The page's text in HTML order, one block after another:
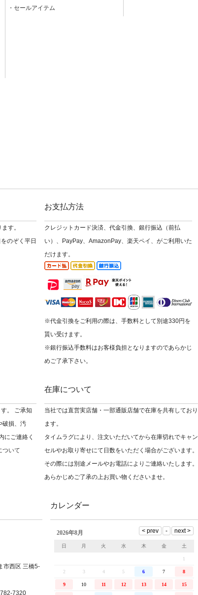
・セールアイテム
す。
のぞく平日
お支払方法
クレジットカード決済、代金引換、銀行振込（前払
い）、PayPay、AmazonPay、楽天ペイ、がご利用いた
だけます。
※代金引換をご利用の際は、手数料として別途330円を
貰い受けます。
※銀行振込手数料はお客様負担となりますのであらかじ
めご了承下さい。
。 ご承知
破損、汚
にご連絡く
ついて
在庫について
当社では直営実店舗・一部通販店舗で在庫を共有しており
ます。
タイムラグにより、注文いただいてから在庫切れでキャン
セルやお取り寄せにて日数をいただく場合がございます。
その際には別途メールやお電話によりご連絡いたします。
あらかじめご了承の上お買い物くださいませ。
市西区 三橋5-
782-7320
カレンダー